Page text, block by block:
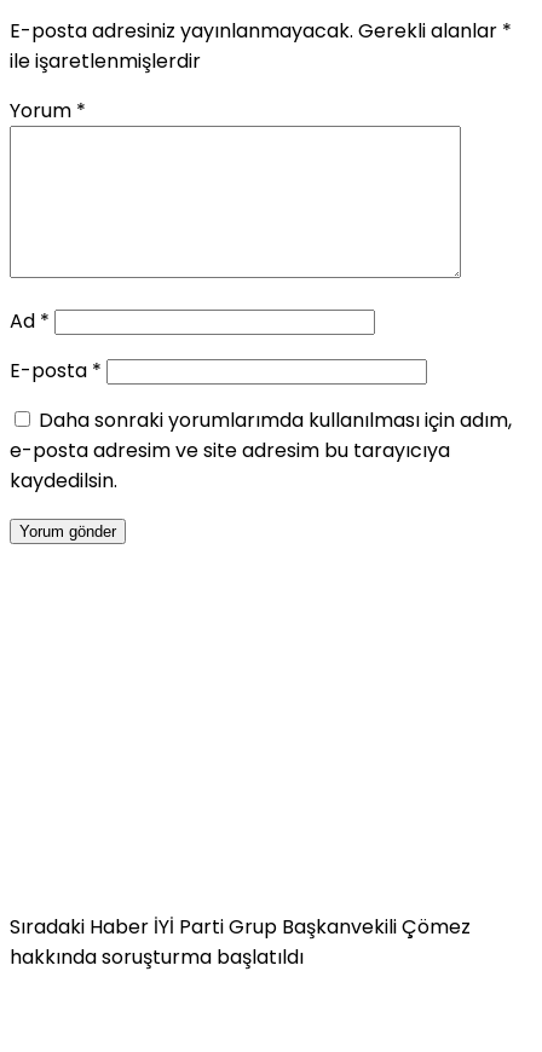
E-posta adresiniz yayınlanmayacak. Gerekli alanlar *
ile işaretlenmişlerdir
Yorum *
Ad *
E-posta *
Daha sonraki yorumlarımda kullanılması için adım,
e-posta adresim ve site adresim bu tarayıcıya
kaydedilsin.
Sıradaki Haber İYİ Parti Grup Başkanvekili Çömez
hakkında soruşturma başlatıldı